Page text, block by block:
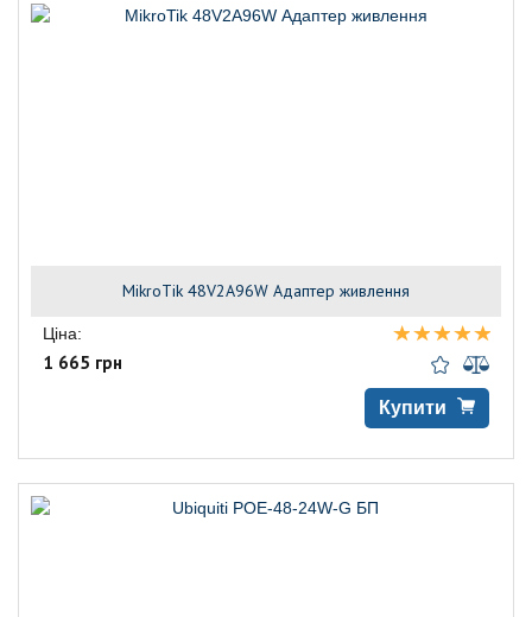
MikroTik 48V2A96W Адаптер живлення
Ціна:
1 665 грн
Купити